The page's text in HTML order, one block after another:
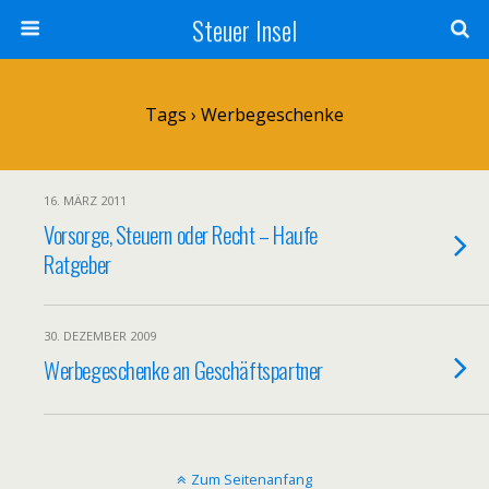
Steuer Insel
Tags › Werbegeschenke
16. MÄRZ 2011
Vorsorge, Steuern oder Recht – Haufe
Ratgeber
30. DEZEMBER 2009
Werbegeschenke an Geschäftspartner
Zum Seitenanfang